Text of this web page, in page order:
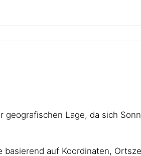
Lage, da sich
auf Koordinaten,